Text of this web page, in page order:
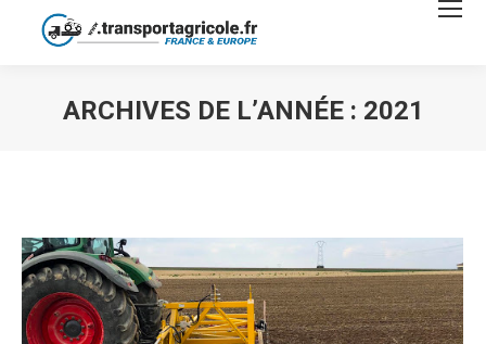
ARCHIVES DE L’ANNÉE : 2021